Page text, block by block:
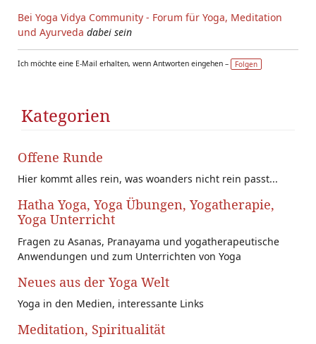
Bei Yoga Vidya Community - Forum für Yoga, Meditation
und Ayurveda dabei sein
Ich möchte eine E-Mail erhalten, wenn Antworten eingehen – Folgen
Kategorien
Offene Runde
Hier kommt alles rein, was woanders nicht rein passt...
Hatha Yoga, Yoga Übungen, Yogatherapie,
Yoga Unterricht
Fragen zu Asanas, Pranayama und yogatherapeutische
Anwendungen und zum Unterrichten von Yoga
Neues aus der Yoga Welt
Yoga in den Medien, interessante Links
Meditation, Spiritualität